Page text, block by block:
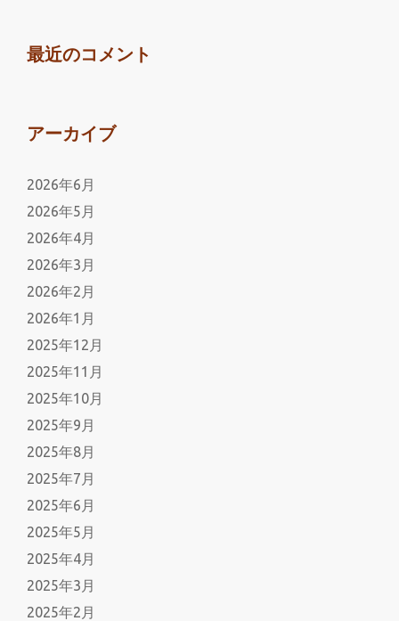
最近のコメント
アーカイブ
2026年6月
2026年5月
2026年4月
2026年3月
2026年2月
2026年1月
2025年12月
2025年11月
2025年10月
2025年9月
2025年8月
2025年7月
2025年6月
2025年5月
2025年4月
2025年3月
2025年2月